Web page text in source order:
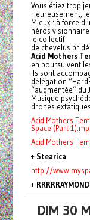
Vous étiez trop
Heureusement,
Mieux : à force
héros
le collectif
de chevelus
Acid Mothers
en poursuivent
Ils sont
délégation
“augmentée” du
Musique
drones
Acid Mothers
Space (Part
Acid Mothers
+ Stearica
http://
+ RRRRRAYMOND
DIM 30